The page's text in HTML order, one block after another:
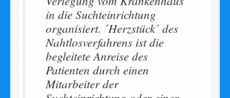
in die Suchteinrichtung
organisiert. ´Herzstück´ des
Nahtlosverfahrens ist die
begleitete Anreise des
Patienten durch einen
Mitarbeiter der